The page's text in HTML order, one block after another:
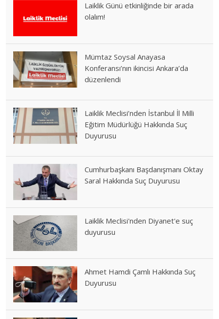
Laiklik Günü etkinliğinde bir arada
olalım!
Mümtaz Soysal Anayasa
Konferansı’nın ikincisi Ankara’da
düzenlendi
Laiklik Meclisi’nden İstanbul İl Milli
Eğitim Müdürlüğü Hakkında Suç
Duyurusu
Cumhurbaşkanı Başdanışmanı Oktay
Saral Hakkında Suç Duyurusu
Laiklik Meclisi'nden Diyanet'e suç
duyurusu
Ahmet Hamdi Çamlı Hakkında Suç
Duyurusu